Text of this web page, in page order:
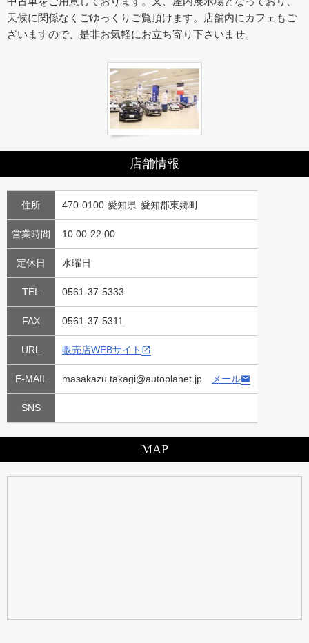
天候に関係なくごゆっくりご覧頂けます。店舗内にカフェもご
ざいますので、是非お気軽にお立ち寄り下さいませ。
店舗情報
住所 470-0100 愛知県 愛知郡東郷町
営業時間 10:00-22:00
定休日 水曜日
TEL 0561-37-5333
FAX 0561-37-5311
URL 販売店WEBサイト
E-MAIL masakazu.takagi@autoplanet.jp メール
SNS
MAP